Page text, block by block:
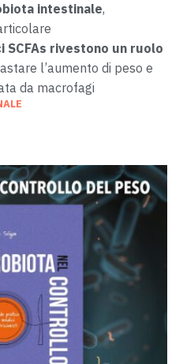
intestinale,
rivestono un ruolo
l’aumento di peso e
da macrofagi